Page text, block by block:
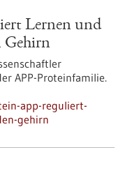
Lernen und
Gehirn
APP-Proteinfamilie.
app-reguliert-
gehirn